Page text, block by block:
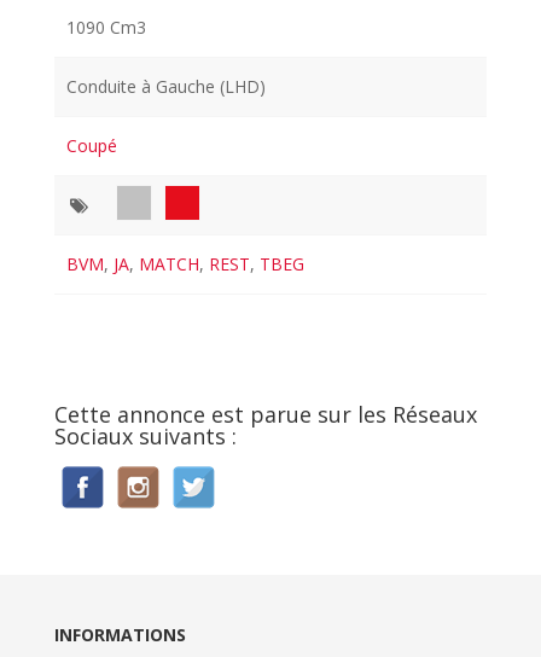
1090 Cm3
Conduite à Gauche (LHD)
Coupé
BVM, JA, MATCH, REST, TBEG
Cette annonce est parue sur les Réseaux
Sociaux suivants :
INFORMATIONS